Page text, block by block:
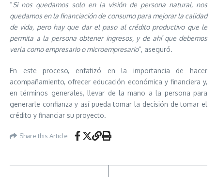
“Si nos quedamos solo en la visión de persona natural, nos
quedamos en la financiación de consumo para mejorar la calidad
de vida, pero hay que dar el paso al crédito productivo que le
permita a la persona obtener ingresos, y de ahí que debemos
verla como empresario o microempresario”, aseguró.
En este proceso, enfatizó en la importancia de hacer
acompañamiento, ofrecer educación económica y financiera y,
en términos generales, llevar de la mano a la persona para
generarle confianza y así pueda tomar la decisión de tomar el
crédito y financiar su proyecto.
Share this Article